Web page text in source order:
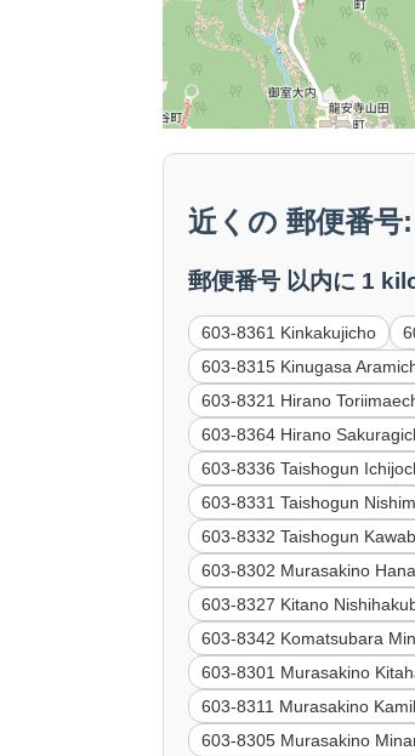
近くの 郵便番
郵便番号 以内に 1
603-8361 Kinkakujicho
603-8315 Kinugasa
603-8321 Hirano
603-8364 Hirano
603-8336 Taishogun
603-8331 Taishogun
603-8332 Taishogun
603-8302 Murasakino
603-8327 Kitano
603-8342 Komatsubara
603-8301 Murasakino
603-8311 Murasakino
603-8305 Murasakino